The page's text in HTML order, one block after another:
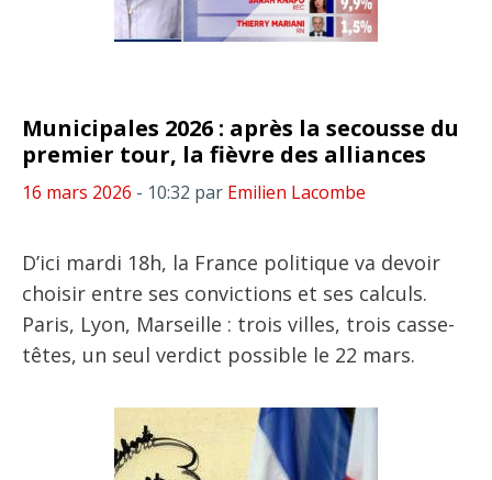
Municipales 2026 : après la secousse du
premier tour, la fièvre des alliances
16 mars 2026 - 10:32 par Emilien Lacombe
D’ici mardi 18h, la France politique va devoir
choisir entre ses convictions et ses calculs.
Paris, Lyon, Marseille : trois villes, trois casse-
têtes, un seul verdict possible le 22 mars.